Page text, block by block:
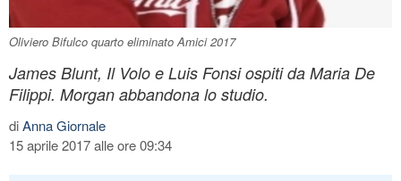
Oliviero Bifulco quarto eliminato Amici 2017
James Blunt, Il Volo e Luis Fonsi ospiti da Maria De
Filippi. Morgan abbandona lo studio.
diAnna Giornale
15 aprile 2017 alle ore 09:34